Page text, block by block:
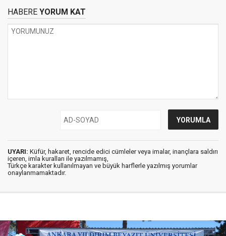
HABERE YORUM KAT
UYARI: Küfür, hakaret, rencide edici cümleler veya imalar, inançlara saldırı
içeren, imla kuralları ile yazılmamış,
Türkçe karakter kullanılmayan ve büyük harflerle yazılmış yorumlar
onaylanmamaktadır.